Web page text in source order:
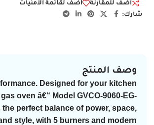
اضف للمقارنة
أضف لقائمة الأمنيات
شارك:
وصف المنتج
Designed for your kitchen.
oven â€“ Model GVCO-9060-EG-
the perfect balance of power, space,
style, with 5 burners and modern